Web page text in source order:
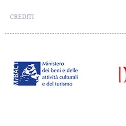
CREDITI